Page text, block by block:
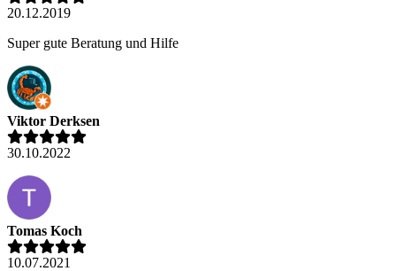
20.12.2019
Super gute Beratung und Hilfe
Viktor Derksen
30.10.2022
Tomas Koch
10.07.2021